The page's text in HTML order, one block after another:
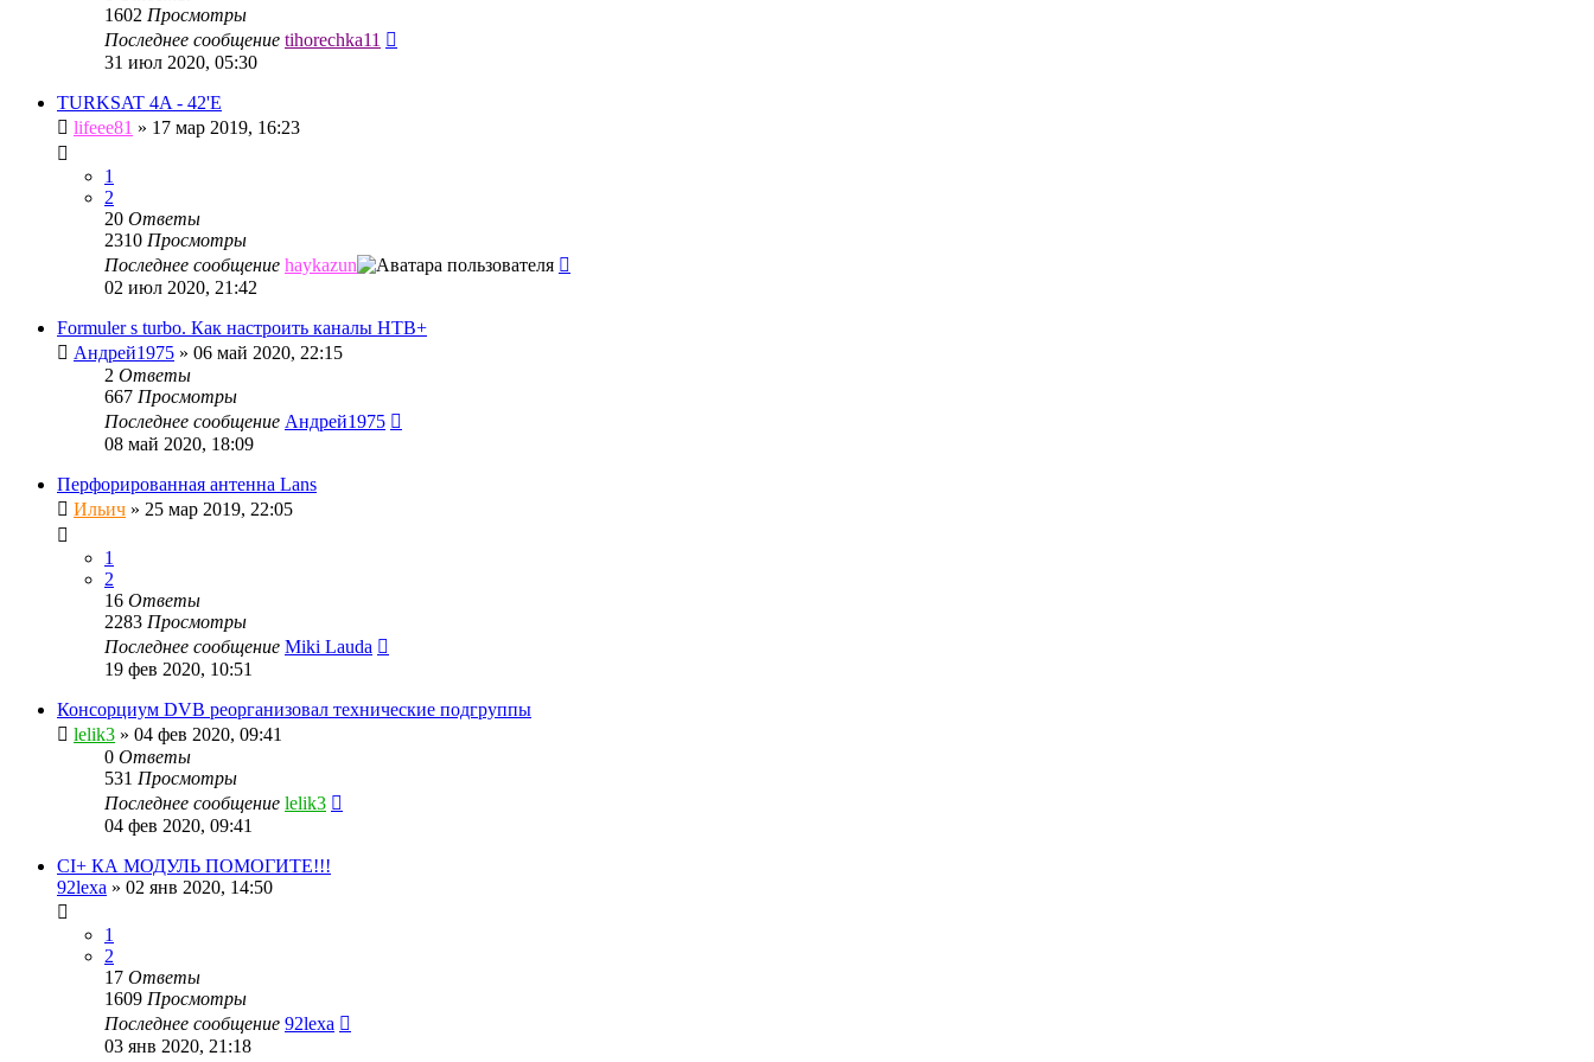
1602 Просмотры
Последнее сообщение tihorechka11
31 июл 2020, 05:30
TURKSAT 4A - 42'E
lifeee81 » 17 мар 2019, 16:23
1
2
20 Ответы
2310 Просмотры
Последнее сообщение haykazun
02 июл 2020, 21:42
Formuler s turbo. Как настроить каналы НТВ+
Андрей1975 » 06 май 2020, 22:15
2 Ответы
667 Просмотры
Последнее сообщение Андрей1975
08 май 2020, 18:09
Перфорированная антенна Lans
Ильич » 25 мар 2019, 22:05
1
2
16 Ответы
2283 Просмотры
Последнее сообщение Miki Lauda
19 фев 2020, 10:51
Консорциум DVB реорганизовал технические подгруппы
lelik3 » 04 фев 2020, 09:41
0 Ответы
531 Просмотры
Последнее сообщение lelik3
04 фев 2020, 09:41
CI+ КА МОДУЛЬ ПОМОГИТЕ!!!
92lexa » 02 янв 2020, 14:50
1
2
17 Ответы
1609 Просмотры
Последнее сообщение 92lexa
03 янв 2020, 21:18